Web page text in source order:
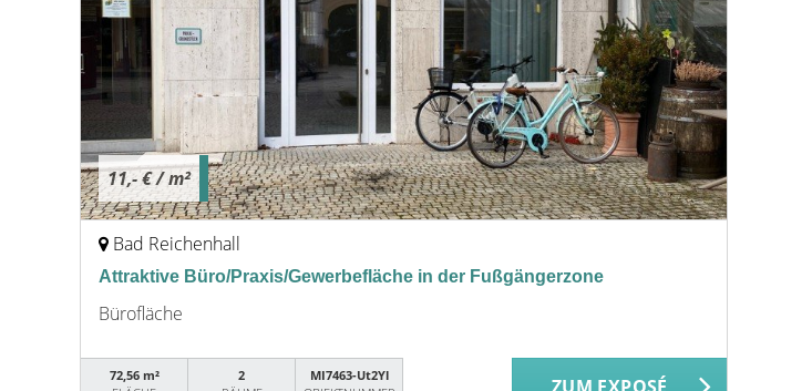
11,- €/ m²
Bad Reichenhall
Attraktive Büro/Praxis/Gewerbefläche in der Fußgängerzone
Bürofläche
72,56 m²
2
MI7463-Ut2Yl